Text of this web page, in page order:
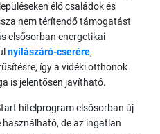
élő családok és
nem térítendő támogatást
elsősorban energetikai
nyílászáró-cserére,
így a vidéki otthonok
is jelentősen javítható.
hitelprogram elsősorban új
de az ingatlan